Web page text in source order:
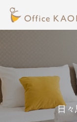
日々思